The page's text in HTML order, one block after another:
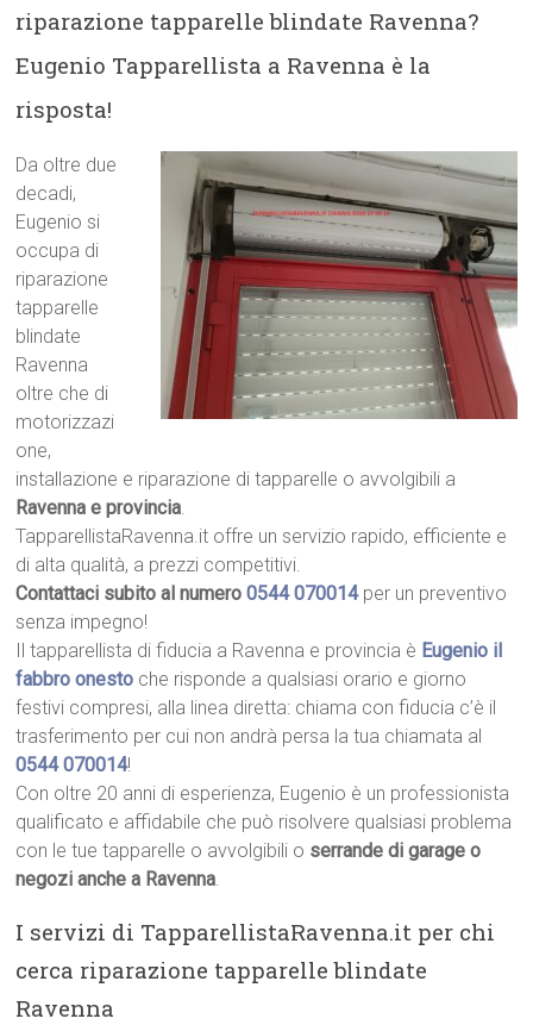
riparazione tapparelle blindate Ravenna?
Eugenio Tapparellista a Ravenna è la
risposta!
Da oltre due
decadi,
Eugenio si
occupa di
riparazione
tapparelle
blindate
Ravenna
oltre che di
motorizzazi
one,
installazione e riparazione di tapparelle o avvolgibili a
Ravenna e provincia.
TapparellistaRavenna.it offre un servizio rapido, efficiente e
di alta qualità, a prezzi competitivi.
Contattaci subito al numero0544 070014per un preventivo
senza impegno!
Il tapparellista di fiducia a Ravenna e provincia è Eugenio il
fabbro onesto che risponde a qualsiasi orario e giorno
festivi compresi, alla linea diretta: chiama con fiducia c’è il
trasferimento per cui non andrà persa la tua chiamata al
0544 070014!
Con oltre 20 anni di esperienza, Eugenio è un professionista
qualificato e affidabile che può risolvere qualsiasi problema
con le tue tapparelle o avvolgibili o serrande di garage o
negozi anche a Ravenna.
I servizi di TapparellistaRavenna.it per chi
cerca riparazione tapparelle blindate
Ravenna